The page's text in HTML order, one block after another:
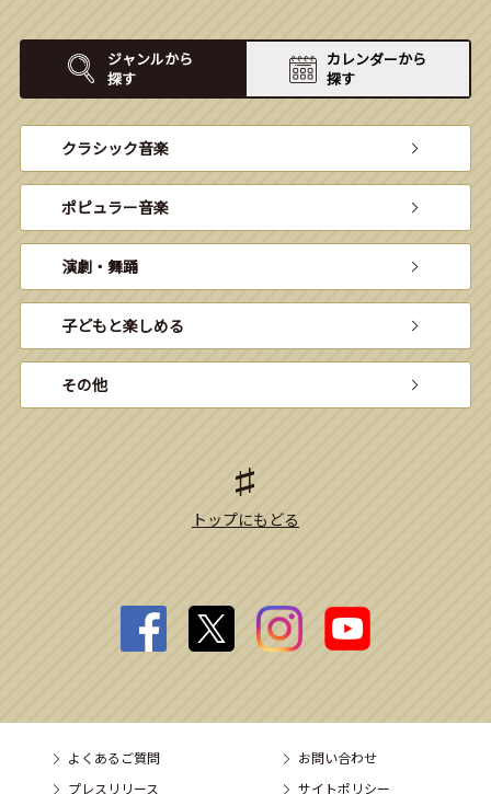
ジャンルから
探す
カレンダーから
探す
クラシック音楽
ポピュラー音楽
演劇・舞踊
子どもと楽しめる
その他
トップにもどる
よくあるご質問
お問い合わせ
プレスリリース
サイトポリシー